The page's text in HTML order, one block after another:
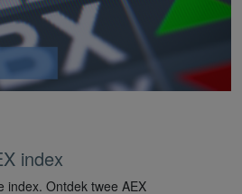
index
index. Ontdek twee AEX